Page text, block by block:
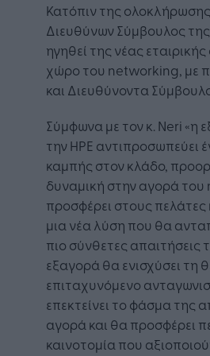
Κατόπιν της
Διευθύνων Σύμβουλος
ηγηθεί της νέας
χώρο του networking, με
και Διευθύνοντα
Σύμφωνα με τον κ. Neri «η
την HPE αντιπροσωπεύει
καμπής στον κλάδο,
δυναμική στην αγορά
προσφέρει στους
μια νέα λύση που θα
πιο σύνθετες
εξαγορά θα ενισχύσει τη
επιταχυνόμενο
επεκτείνει το φάσμα της
αγορά και θα προσφέρει
καινοτομία που
Η Τεχνητή
λειτουργικό σύστημα
επιχείρησης